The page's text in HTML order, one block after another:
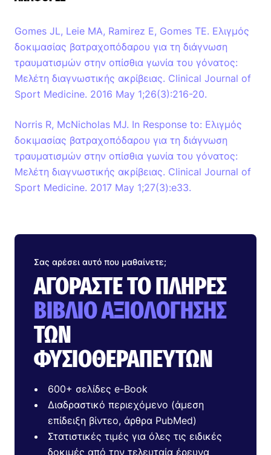
Gomes JL, Leie MA, Ramirez E, Gomes TE. Ελιγμός
δοκιμασίας βατραχοπόδαρου για τη διάγνωση
τραυματισμών στην οπίσθια γωνία του γόνατος:
Μελέτη διαγνωστικής ακρίβειας. Clinical Journal of
Sport Medicine. 2016 May 1;26(3):216-20.
Norris R, McNicholas MJ. In Response to: Ελιγμός
δοκιμασίας βατραχοπόδαρου για τη διάγνωση
τραυματισμών στην οπίσθια γωνία του γόνατος:
Μελέτη διαγνωστικής ακρίβειας. Clinical Journal of
Sport Medicine. 2017 May 1;27(3):e33.
Σας αρέσει αυτό που μαθαίνετε;
ΑΓΟΡΆΣΤΕ ΤΟ ΠΛΉΡΕΣ
ΒΙΒΛΊΟ ΑΞΙΟΛΌΓΗΣΗΣ
ΤΩΝ
ΦΥΣΙΟΘΕΡΑΠΕΥΤΏΝ
600+ σελίδες e-Book
Διαδραστικό περιεχόμενο (άμεση
επίδειξη βίντεο, άρθρα PubMed)
Στατιστικές τιμές για όλες τις ειδικές
δοκιμές από την τελευταία έρευνα